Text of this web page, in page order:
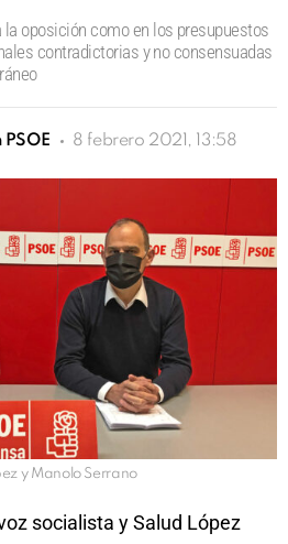
la oposición como en los presupuestos
contradictorias y no consensuadas
8 febrero 2021, 13:58
y Manolo Serrano
socialista y Salud López